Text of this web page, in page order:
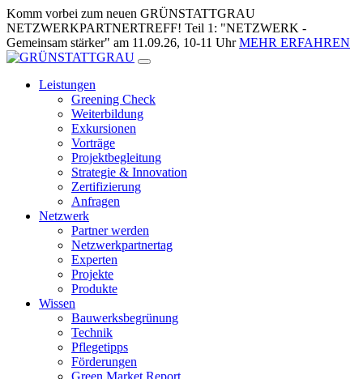
Zum
Inhalt
springen
Komm vorbei zum neuen GRÜNSTATTGRAU
NETZWERKPARTNERTREFF! Teil 1: "NETZWERK -
Gemeinsam stärker" am 11.09.26, 10-11 UhrMEHR ERFAHREN
Leistungen
Greening Check
Weiterbildung
Exkursionen
Vorträge
Projektbegleitung
Strategie & Innovation
Zertifizierung
Anfragen
Netzwerk
Partner werden
Netzwerkpartnertag
Experten
Projekte
Produkte
Wissen
Bauwerksbegrünung
Technik
Pflegetipps
Förderungen
Green Market Report